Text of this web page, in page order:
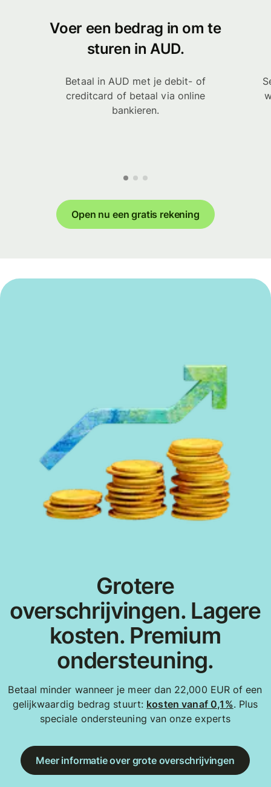
Voer een bedrag in om te
sturen in AUD.
Betaal in AUD met je debit- of
creditcard of betaal via online
bankieren.
Open nu een gratis rekening
Grotere
overschrijvingen. Lagere
kosten. Premium
ondersteuning.
Betaal minder wanneer je meer dan 22,000 EUR of een
gelijkwaardig bedrag stuurt: kosten vanaf 0,1%. Plus
speciale ondersteuning van onze experts
Meer informatie over grote overschrijvingen